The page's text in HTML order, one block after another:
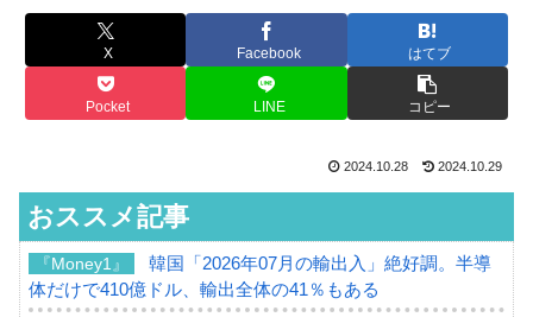
X Facebook はてブ
Pocket LINE コピー
2024.10.28 2024.10.29
おススメ記事
『Money1』
韓国「2026年07月の輸出入」絶好調。半導
体だけで410億ドル、輸出全体の41％もある